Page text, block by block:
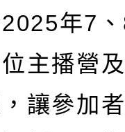
2025年7 、
主播營
讓參加